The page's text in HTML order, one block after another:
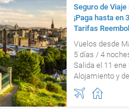
Seguro de
¡Paga hasta en
Tarifas
Vuelos desde
5 días / 4
Salida el 11 ene
Alojamiento y